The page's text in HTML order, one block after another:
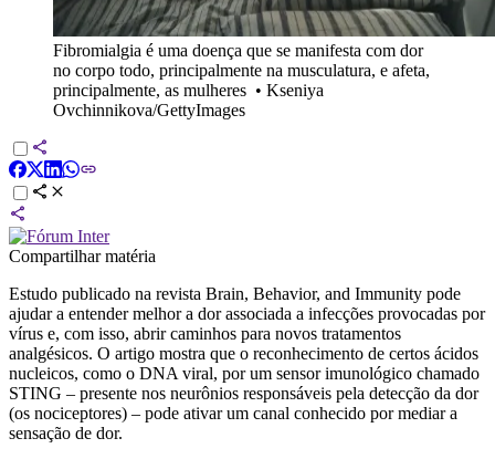
Fibromialgia é uma doença que se manifesta com dor
no corpo todo, principalmente na musculatura, e afeta,
principalmente, as mulheres • Kseniya
Ovchinnikova/GettyImages
Compartilhar matéria
Estudo publicado na revista Brain, Behavior, and Immunity pode
ajudar a entender melhor a dor associada a infecções provocadas por
vírus e, com isso, abrir caminhos para novos tratamentos
analgésicos. O artigo mostra que o reconhecimento de certos ácidos
nucleicos, como o DNA viral, por um sensor imunológico chamado
STING – presente nos neurônios responsáveis pela detecção da dor
(os nociceptores) – pode ativar um canal conhecido por mediar a
sensação de dor.